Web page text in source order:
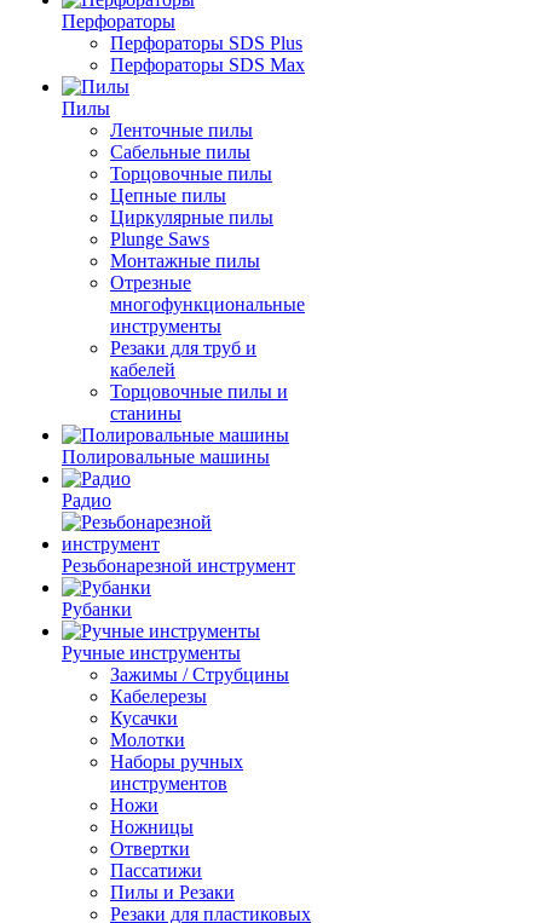
Перфораторы
Перфораторы SDS Plus
Перфораторы SDS Max
Пилы
Ленточные пилы
Сабельные пилы
Торцовочные пилы
Цепные пилы
Циркулярные пилы
Plunge Saws
Монтажные пилы
Отрезные
многофункциональные
инструменты
Резаки для труб и
кабелей
Торцовочные пилы и
станины
Полировальные машины
Радио
Резьбонарезной инструмент
Рубанки
Ручные инструменты
Зажимы / Струбцины
Кабелерезы
Кусачки
Молотки
Наборы ручных
инструментов
Ножи
Ножницы
Отвертки
Пассатижи
Пилы и Резаки
Резаки для пластиковых